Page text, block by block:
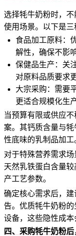
选择牦牛奶粉时，
使用场景。以下是三
食品加工原料：
解性，确保不影
保健品生产：关
对原料品质要求
大宗采购：需要
更适合规模化生
当预算有限或供应
案。其钙质含量与
性底味的乳制品加工
对于特殊营养需求场
天然乳铁蛋白含量
产工艺参数。
确定核心需求后，
告。优质牦牛奶粉
设备，这些隐性成本
四、采购牦牛奶粉